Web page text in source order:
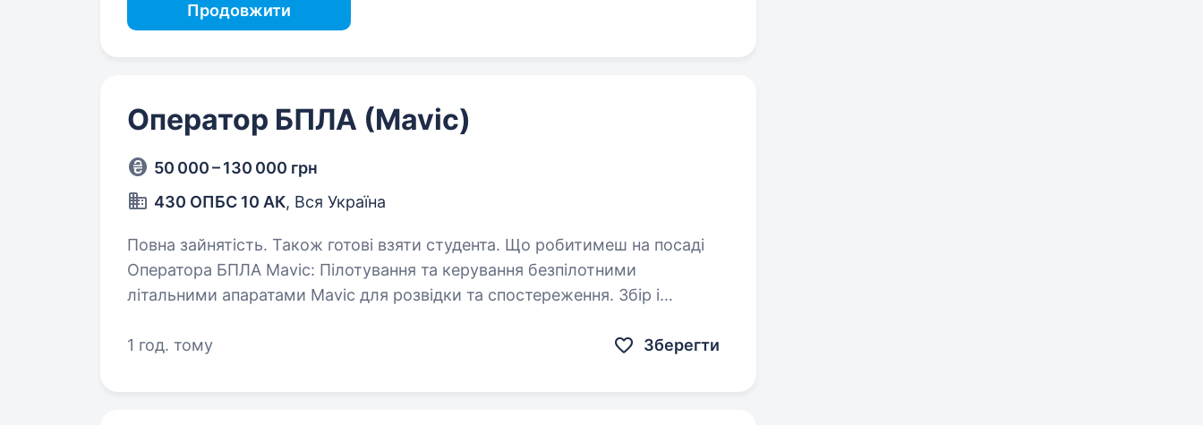
Продовжити
Оператор БПЛА (Mavic)
50 000 – 130 000 грн
430 ОПБС 10 АК, Вся Україна
Повна зайнятість. Також готові взяти студента. Що робитимеш на посаді
Оператора БПЛА Mavic: Пілотування та керування безпілотними
літальними апаратами Mavic для розвідки та спостереження. Збір і
1 год. тому
Зберегти